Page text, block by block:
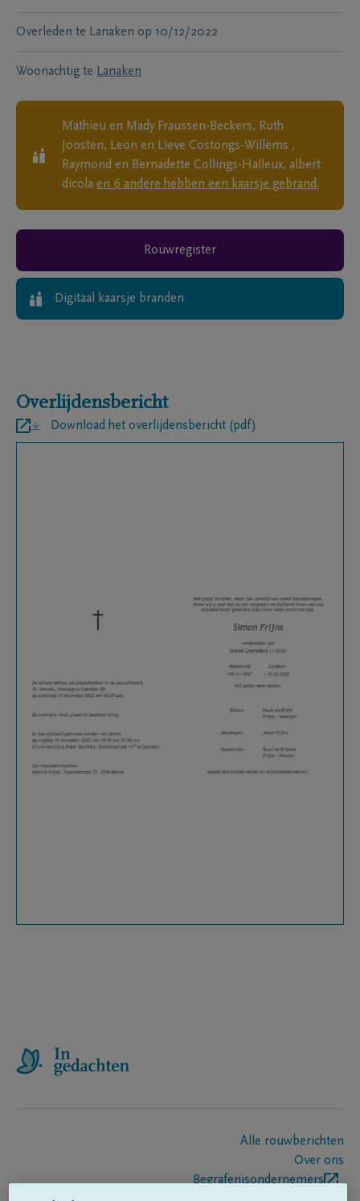
Overleden te Lanaken op 10/12/2022
Woonachtig te Lanaken
Mathieu en Mady Fraussen-Beckers, Ruth
Joosten, Leon en Lieve Costongs-Willems ,
Raymond en Bernadette Collings-Halleux, albert
dicola en 6 andere hebben een kaarsje gebrand.
Rouwregister
Digitaal kaarsje branden
Overlijdensbericht
Download het overlijdensbericht (pdf)
Alle rouwberichten
Over ons
Begrafenisondernemers